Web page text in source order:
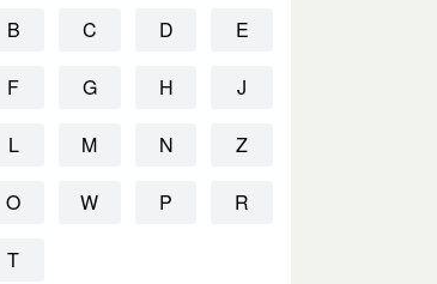
B C D E
F G H J
L M N Z
O W P R
T